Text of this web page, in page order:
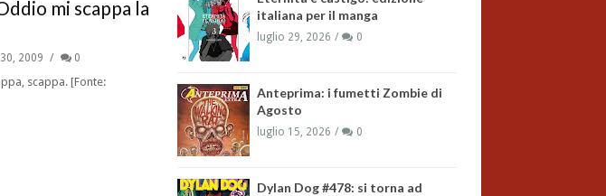
mi scappa la
2009 0
scappa. [Fonte:
italiana per il manga
luglio 29, 2026 0
Anteprima: i fumetti Zombie di
Agosto
luglio 15, 2026 0
Dylan Dog #478: si torna ad